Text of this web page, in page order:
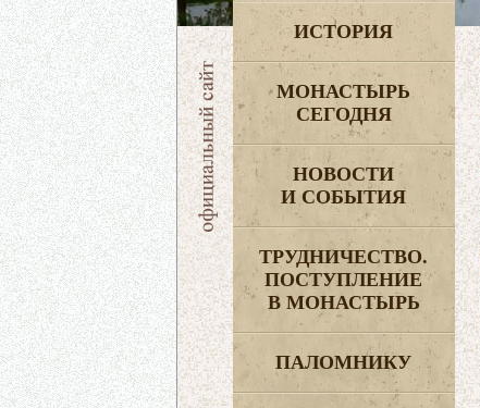
ИСТОРИЯ
МОНАСТЫРЬ
СЕГОДНЯ
НОВОСТИ
И СОБЫТИЯ
ТРУДНИЧЕСТВО.
ПОСТУПЛЕНИЕ
В МОНАСТЫРЬ
ПАЛОМНИКУ